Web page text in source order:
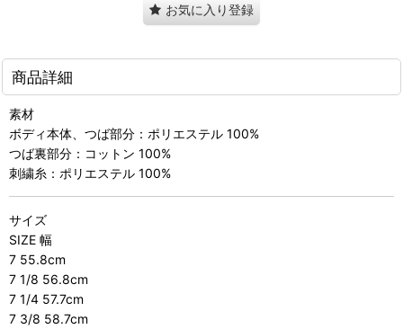
お気に入り登録
商品詳細
素材
ボディ本体、つば部分：ポリエステル 100%
つば裏部分：コットン 100%
刺繍糸：ポリエステル 100%
サイズ
SIZE 幅
7 55.8cm
7 1/8 56.8cm
7 1/4 57.7cm
7 3/8 58.7cm